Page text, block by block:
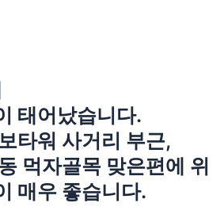
태어났습니다.
타워 사거리 부근,
먹자골목 맞은편에 위
매우 좋습니다.